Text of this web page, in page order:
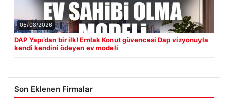
05/08/2026
DAP Yapı’dan bir ilk! Emlak Konut güvencesi Dap vizyonuyla
kendi kendini ödeyen ev modeli
Son Eklenen Firmalar